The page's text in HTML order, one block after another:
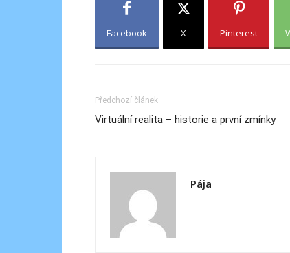
Facebook X Pinterest
Předchozí článek
Virtuální realita – historie a první zmínky
Pája